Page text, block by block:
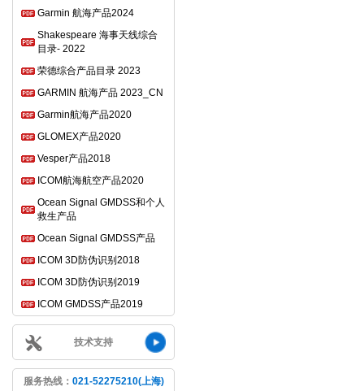
Garmin 航海产品2024
Shakespeare 海事天线综合
目录- 2022
荣德综合产品目录 2023
GARMIN 航海产品 2023_CN
Garmin航海产品2020
GLOMEX产品2020
Vesper产品2018
ICOM航海航空产品2020
Ocean Signal GMDSS和个人
救生产品
Ocean Signal GMDSS产品
ICOM 3D防伪识别2018
ICOM 3D防伪识别2019
ICOM GMDSS产品2019
技术支持
服务热线： 021-52275210(上海)